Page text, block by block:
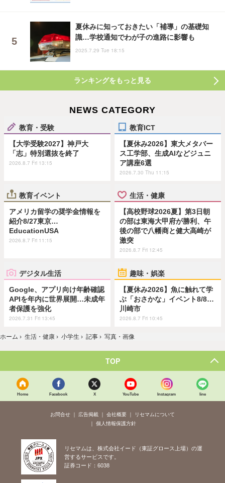
夏休みに知っておきたい「補導」の基礎知
識…学校通知でわが子の進路に影響も
2025.7.29 Tue 18:15
ランキングをもっと見る
NEWS CATEGORY
教育・受験
【大学受験2027】神戸大
「志」特別選抜を終了
2026.8.7 Fri 13:15
教育ICT
【夏休み2026】東大メタバー
ス工学部、生成AIなどジュニ
ア講座6選
2026.7.30 Thu 11:15
教育イベント
アメリカ留学の奨学金情報を
紹介8/27東京…
EducationUSA
2026.8.7 Fri 11:15
生活・健康
【高校野球2026夏】第3日朝
の部は東海大甲府が勝利、午
後の部で八幡商と健大高崎が
激突
2026.8.7 Fri 12:45
デジタル生活
Google、アプリ向け年齢確認
APIを年内に世界展開…未成年
者保護を強化
2026.7.31 Fri 13:45
趣味・娯楽
【夏休み2026】魚に触れて学
ぶ「おさかな」イベント8/8…
川崎市
2026.8.7 Fri 10:45
ホーム › 生活・健康 › 小学生 › 記事 › 写真・画像
TOP
Home Facebook X YouTube Instagram line
お問合せ 広告掲載 会社概要
リセマムについて
個人情報保護方針
リセマムは、株式会社イード（東証グロース上場）の運
営するサービスです。
証券コード：6038